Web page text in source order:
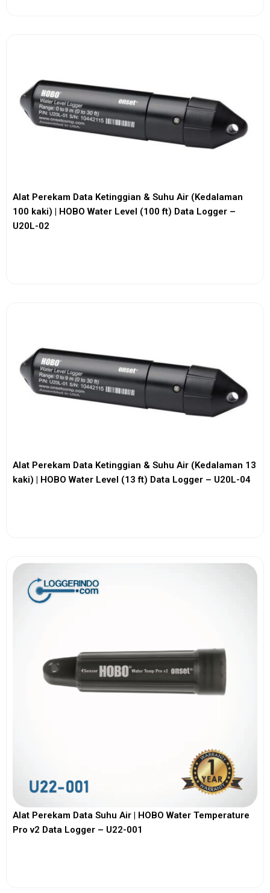
Alat Perekam Data Ketinggian & Suhu Air (Kedalaman
100 kaki) | HOBO Water Level (100 ft) Data Logger –
U20L-02
Alat Perekam Data Ketinggian & Suhu Air (Kedalaman 13
kaki) | HOBO Water Level (13 ft) Data Logger – U20L-04
Alat Perekam Data Suhu Air | HOBO Water Temperature
Pro v2 Data Logger – U22-001